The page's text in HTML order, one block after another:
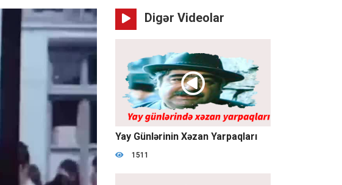
Digər Videolar
01:11:30
Yay Günlərinin Xəzan Yarpaqları
1511